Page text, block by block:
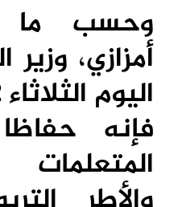
وحسب ما
أمزازي، وزير
فإنه